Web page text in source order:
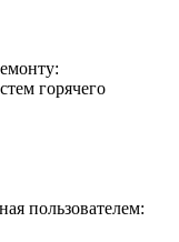
горячего
пользователем: